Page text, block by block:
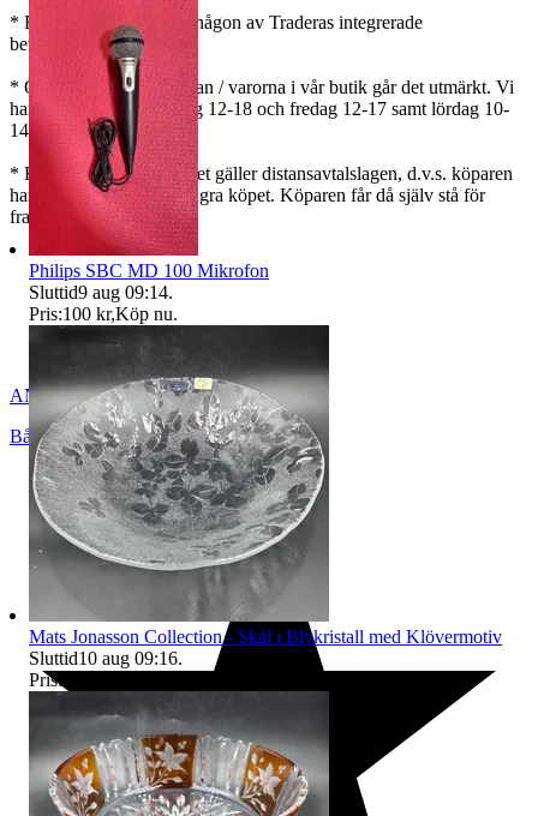
* Betalning sker genom någon av Traderas integrerade
betallösningar.
* Önskar ni avhämta varan / varorna i vår butik går det utmärkt. Vi
har normalt öppet torsdag 12-18 och fredag 12-17 samt lördag 10-
14.
* För varor köpta via nätet gäller distansavtalslagen, d.v.s. köparen
har 2 veckor på sig att ångra köpet. Köparen får då själv stå för
frakten.
ANTIQUS_BÅLSTA_AB
Bålsta,Sverige
Philips SBC MD 100 Mikrofon
Sluttid9 aug 09:14.
Pris:100 kr,Köp nu.
Mats Jonasson Collection - Skål i Blykristall med Klövermotiv
Sluttid10 aug 09:16.
Pris: